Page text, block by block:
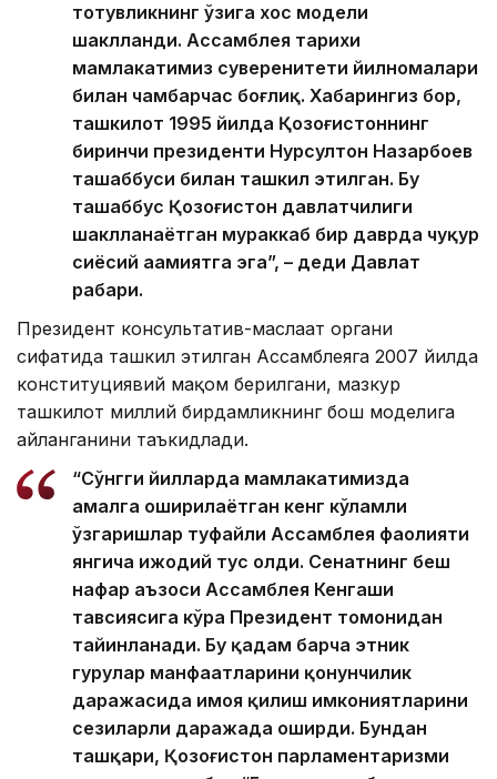
тотувликнинг ўзига хос модели
шаклланди. Ассамблея тарихи
мамлакатимиз суверенитети йилномалари
билан чамбарчас боғлиқ. Хабарингиз бор,
ташкилот 1995 йилда Қозоғистоннинг
биринчи президенти Нурсултон Назарбоев
ташаббуси билан ташкил этилган. Бу
ташаббус Қозоғистон давлатчилиги
шаклланаётган мураккаб бир даврда чуқур
сиёсий аҳамиятга эга”, – деди Давлат
раҳбари.
Президент консультатив-маслаҳат органи
сифатида ташкил этилган Ассамблеяга 2007 йилда
конституциявий мақом берилгани, мазкур
ташкилот миллий бирдамликнинг бош моделига
айланганини таъкидлади.
“Сўнгги йилларда мамлакатимизда
амалга оширилаётган кенг кўламли
ўзгаришлар туфайли Ассамблея фаолияти
янгича ижодий тус олди. Сенатнинг беш
нафар аъзоси Ассамблея Кенгаши
тавсиясига кўра Президент томонидан
тайинланади. Бу қадам барча этник
гуруҳлар манфаатларини қонунчилик
даражасида ҳимоя қилиш имкониятларини
сезиларли даражада оширди. Бундан
ташқари, Қозоғистон парламентаризми